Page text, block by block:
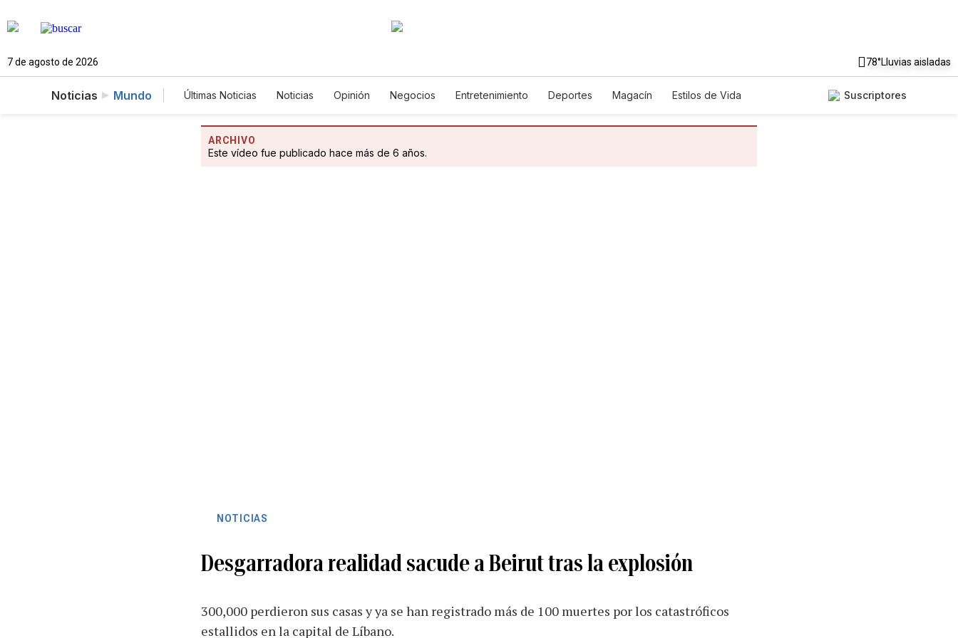
7 de agosto de 2026 78°Lluvias aisladas
Noticias Mundo Últimas Noticias Noticias Opinión Negocios Entretenimiento Deportes Magacín
Estilos de Vida
Suscriptores
ARCHIVO
Este vídeo fue publicado hace más de 6 años.
NOTICIAS
Desgarradora realidad sacude a Beirut tras la explosión
300,000 perdieron sus casas y ya se han registrado más de 100 muertes por los catastróficos
estallidos en la capital de Líbano.